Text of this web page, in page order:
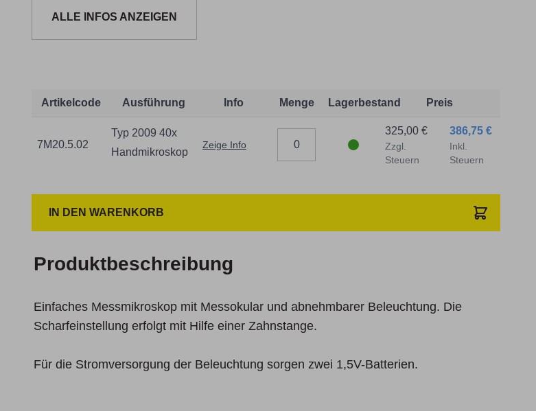
Informationen zur Produktsicherheit:
Nur für technisch versierte und mit dem Produkt vertraute Anwender sowie
Unsachgemäße Verwendung kann zu Schäden und Verletzungen führen.
Hogetex/Kometex B.V., Gesinkkampstraat 1,7051 HR Varsseveld/ Netherlands,
email: Info@hogetex.com
ALLE INFOS ANZEIGEN
Artikelcode Ausführung Info Menge Lagerbestand Preis
7M20.5.02
Typ 2009 40x
Handmikroskop
Zeige Info
386,75 €
Inkl.
Steuern
325,00 €
Zzgl.
Steuern
IN DEN WARENKORB
Produktbeschreibung
Einfaches Messmikroskop mit Messokular und abnehmbarer Beleuchtung. Die
Scharfeinstellung erfolgt mit Hilfe einer Zahnstange.
Für die Stromversorgung der Beleuchtung sorgen zwei 1,5V-Batterien.